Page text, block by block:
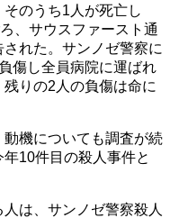
のうち1人が死亡し
、サウスファースト通
れた。サンノゼ警察に
傷し全員病院に運ばれ
りの2人の負傷は命に
機についても調査が続
10件目の殺人事件と
は、サンノゼ警察殺人